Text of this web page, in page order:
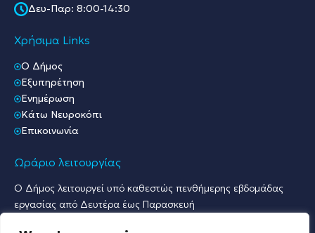
Δευ-Παρ: 8:00-14:30
Χρήσιμα Links
O Δήμος
Εξυπηρέτηση
Ενημέρωση
Κάτω Νευροκόπι
Επικοινωνία
Ωράριο λειτουργίας
Ο Δήμος λειτουργεί υπό καθεστώς πενθήμερης εβδομάδας
εργασίας από Δευτέρα έως Παρασκευή